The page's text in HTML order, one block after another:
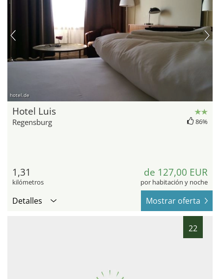
hotel.de
Hotel Luis
Regensburg 86%
1,31
kilómetros
de 127,00 EUR
por habitación y noche
Detalles Mostrar oferta
22